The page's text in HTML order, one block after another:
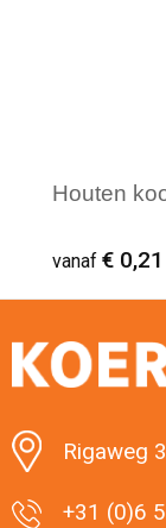
Houten
vanaf € 0,21
Rigaweg
+31 (0)6